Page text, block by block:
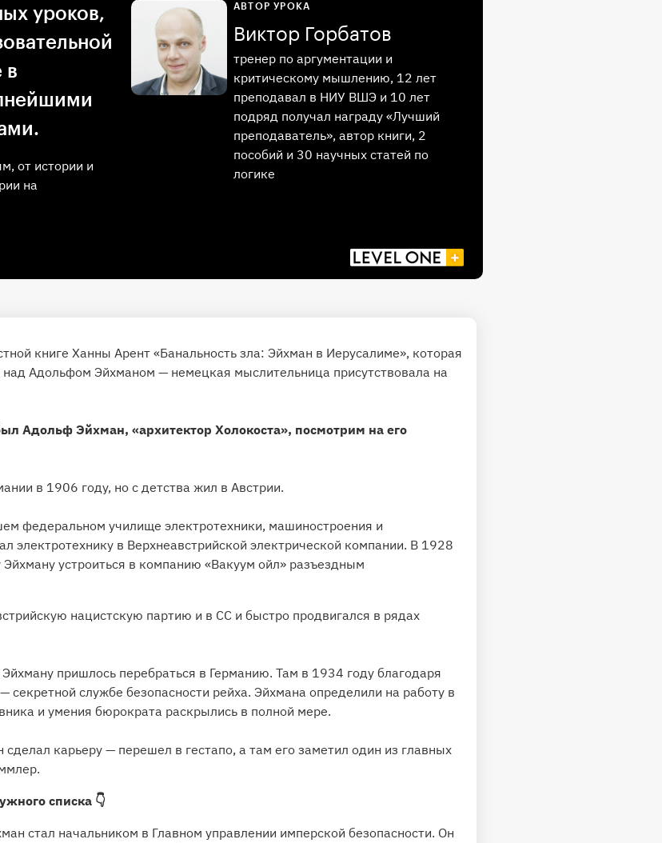
уроков,
в
от истории и
на
АВТОР УРОКА
Виктор Горбатов
тренер по аргументации и
критическому мышлению, 12 лет
преподавал в НИУ ВШЭ и 10 лет
подряд получал награду «Лучший
преподаватель», автор книги, 2
пособий и 30 научных статей по
логике
книге Ханны Арент «Банальность зла: Эйхман в Иерусалиме», которая
Адольфом Эйхманом — немецкая мыслительница присутствовала на
Адольф Эйхман, «архитектор Холокоста», посмотрим на его
в 1906 году, но с детства жил в Австрии.
федеральном училище электротехники, машиностроения и
электротехнику в Верхнеавстрийской электрической компании. В 1928
устроиться в компанию «Вакуум ойл» разъездным
нацистскую партию и в СС и быстро продвигался в рядах
пришлось перебраться в Германию. Там в 1934 году благодаря
службе безопасности рейха. Эйхмана определили на работу в
и умения бюрократа раскрылись в полной мере.
карьеру — перешел в гестапо, а там его заметил один из главных
списка 👇
стал начальником в Главном управлении имперской безопасности. Он